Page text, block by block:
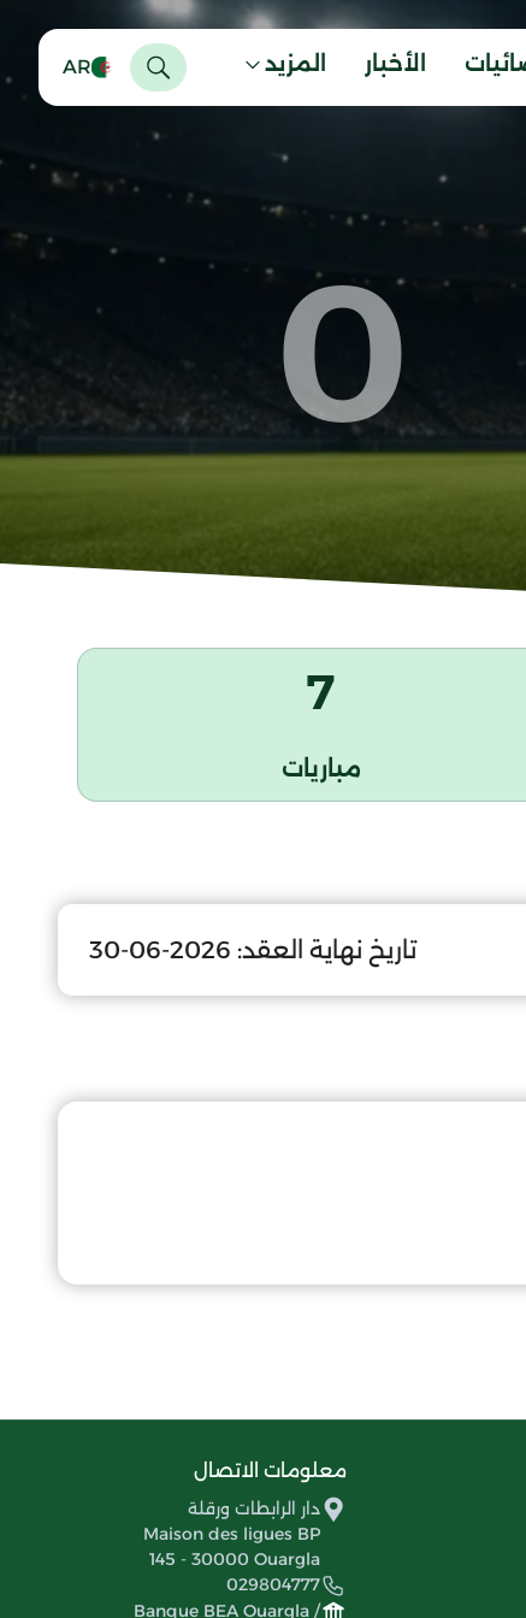
الأخبار المزيد AR
0
7
مباريات
تاريخ نهاية العقد: 2026-06-30
معلومات الاتصال
دار الرابطات ورقلة
Maison des ligues BP
145 - 30000 Ouargla
029804777
Banque BEA Ouargla /